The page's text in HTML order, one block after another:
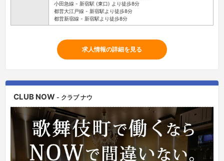
小田急線 - 新宿駅 (東口) より徒歩8分
都営大江戸線 - 新宿駅より徒歩8分
都営新宿線 - 新宿駅より徒歩8分
求人情報の詳細を見る
CLUB NOW - クラブ ナウ